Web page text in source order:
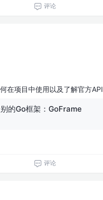
评论
在项目中使用以及了解官方API
的Go框架：GoFrame
评论